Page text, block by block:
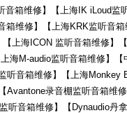
音箱维修】【上海IK iLoud监
箱维修】【上海KRK监听音
上海ICON 监听音箱维修】
海M-audio监听音箱维修】
听音箱维修】【上海
Avantone录音棚监听音箱维
听音箱维修】【Dynaudio丹